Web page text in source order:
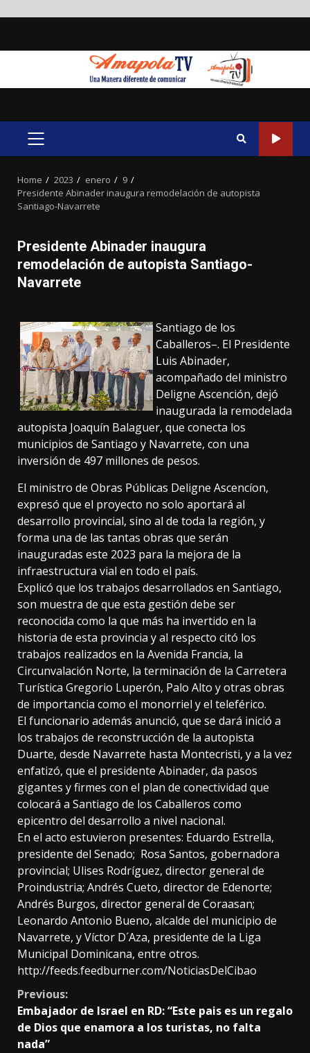
PRIMARY
Home 2023 enero
9
Presidente Abinader inaugura remodelación de autopista
Santiago-Navarrete
Presidente Abinader inaugura
remodelación de autopista Santiago-
Navarrete
Santiago de los
Caballeros–. El Presidente
Luis Abinader,
acompañado del ministro
Deligne Ascención, dejó
inaugurada la remodelada
autopista Joaquín Balaguer, que conecta los
municipios de Santiago y Navarrete, con una
inversión de 497 millones de pesos.
El ministro de Obras Públicas Deligne Ascencíon,
expresó que el proyecto no solo aportará al
desarrollo provincial, sino al de toda la región, y
forma una de las tantas obras que serán
inauguradas este 2023 para la mejora de la
infraestructura vial en todo el país.
Explicó que los trabajos desarrollados en Santiago,
son muestra de que esta gestión debe ser
reconocida como la que más ha invertido en la
historia de esta provincia y al respecto citó los
trabajos realizados en la Avenida Francia, la
Circunvalación Norte, la terminación de la Carretera
Turística Gregorio Luperón, Palo Alto y otras obras
de importancia como el monorriel y el teleférico.
El funcionario además anunció, que se dará inició a
los trabajos de reconstrucción de la autopista
Duarte, desde Navarrete hasta Montecristi, y a la vez
enfatizó, que el presidente Abinader, da pasos
gigantes y firmes con el plan de conectividad que
colocará a Santiago de los Caballeros como
epicentro del desarrollo a nivel nacional.
En el acto estuvieron presentes: Eduardo Estrella,
presidente del Senado; Rosa Santos, gobernadora
provincial; Ulises Rodríguez, director general de
Proindustria; Andrés Cueto, director de Edenorte;
Andrés Burgos, director general de Coraasan;
Leonardo Antonio Bueno, alcalde del municipio de
Navarrete, y Víctor D´Aza, presidente de la Liga
Municipal Dominicana, entre otros.
http://feeds.feedburner.com/NoticiasDelCibao
Continue
Reading
Previous:
Embajador de Israel en RD: “Este pais es un regalo
de Dios que enamora a los turistas, no falta
nada”